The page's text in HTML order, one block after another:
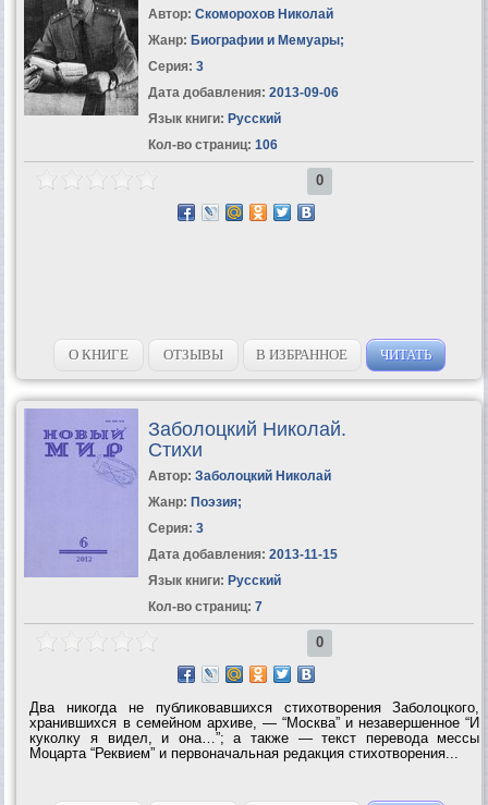
Автор: Скоморохов Николай
Жанр: Биографии и Мемуары;
Серия: 3
Дата добавления: 2013-09-06
Язык книги: Русский
Кол-во страниц: 106
0
О КНИГЕ ОТЗЫВЫ В ИЗБРАННОЕ ЧИТАТЬ
Заболоцкий Николай.
Стихи
Автор: Заболоцкий Николай
Жанр: Поэзия;
Серия: 3
Дата добавления: 2013-11-15
Язык книги: Русский
Кол-во страниц: 7
0
Два никогда не публиковавшихся стихотворения Заболоцкого,
хранившихся в семейном архиве, — “Москва” и незавершенное “И
куколку я видел, и она…”; а также — текст перевода мессы
Моцарта “Реквием” и первоначальная редакция стихотворения...